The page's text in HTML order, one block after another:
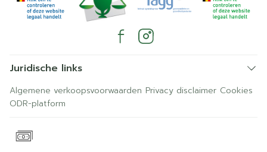
Juridische links
Algemene verkoopsvoorwaarden Privacy disclaimer Cookies
ODR-platform